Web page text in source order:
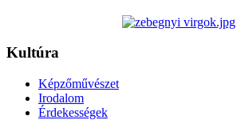
Kultúra
Képzőművészet
Irodalom
Érdekességek